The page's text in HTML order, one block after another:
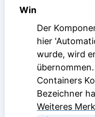
Win
Der
hier
wurde, wird
Containers
Bezeichner
Weiteres